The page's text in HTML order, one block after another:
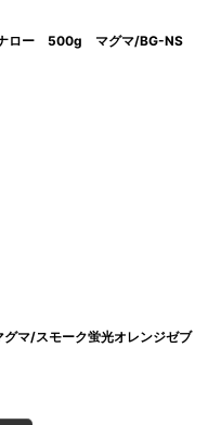
ナロー 500g マグマ/BG-NS
/スモーク蛍光オレンジゼブ